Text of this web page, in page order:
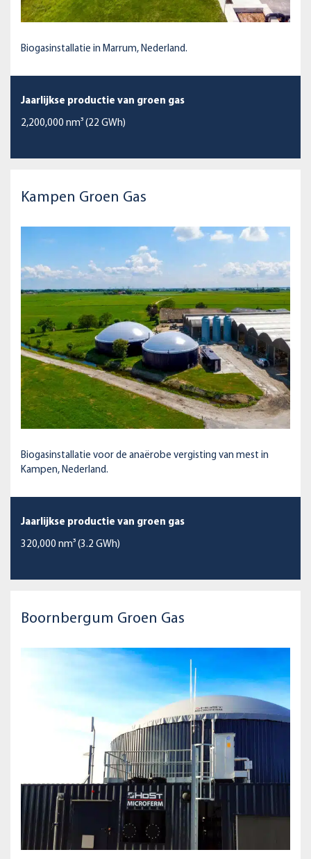
Biogasinstallatie in Marrum, Nederland.
Jaarlijkse productie van groen gas
2,200,000 nm³ (22 GWh)
Kampen Groen Gas
Biogasinstallatie voor de anaërobe vergisting van mest in
Kampen, Nederland.
Jaarlijkse productie van groen gas
320,000 nm³ (3.2 GWh)
Boornbergum Groen Gas